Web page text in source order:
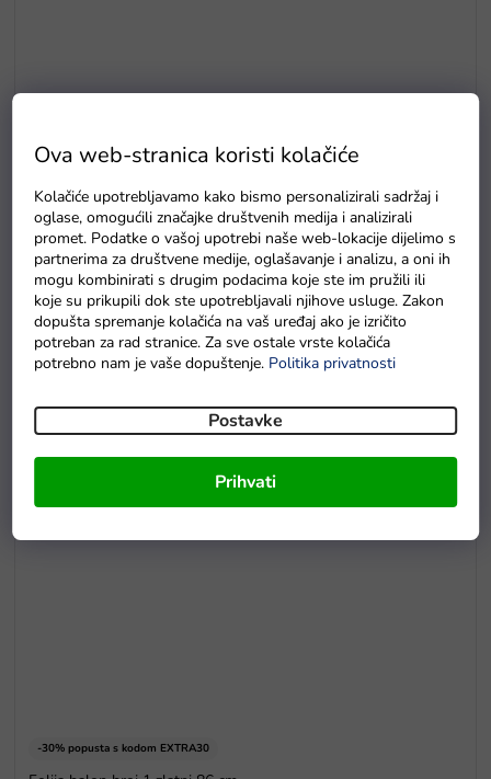
Ova web-stranica koristi kolačiće
Kolačiće upotrebljavamo kako bismo personalizirali sadržaj i
oglase, omogućili značajke društvenih medija i analizirali
promet. Podatke o vašoj upotrebi naše web-lokacije dijelimo s
partnerima za društvene medije, oglašavanje i analizu, a oni ih
mogu kombinirati s drugim podacima koje ste im pružili ili
koje su prikupili dok ste upotrebljavali njihove usluge. Zakon
dopušta spremanje kolačića na vaš uređaj ako je izričito
potreban za rad stranice. Za sve ostale vrste kolačića
potrebno nam je vaše dopuštenje. Politika privatnosti
Postavke
Prihvati
E5
Drvene puzzle s brojevima magnetna šipka i ribice
Na zalihama
-30% popusta s kodom EXTRA30